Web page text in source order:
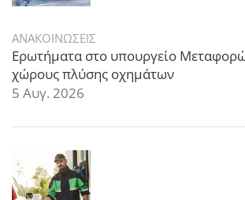
ΑΝΑΚΟΙΝΩΣΕΙΣ
Ερωτήματα στο υπουργείο
χώρους πλύσης οχημάτων
5 Αυγ. 2026